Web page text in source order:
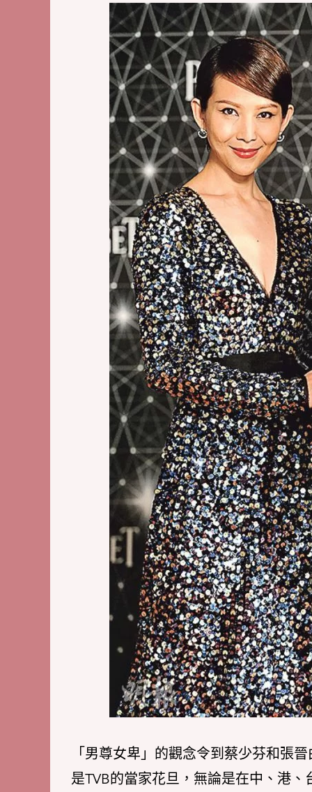
「男尊女卑」的觀念令到蔡少芬和張
是TVB的當家花旦，無論是在中、港